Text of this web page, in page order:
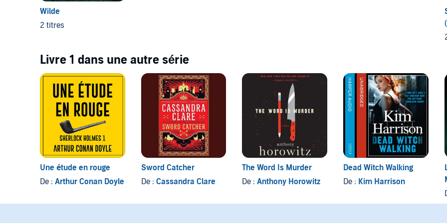
Wilde
2 titres
Livre 1 dans une autre série
Une étude en rouge
De : Arthur Conan Doyle
Sword Catcher
De : Cassandra Clare
The Word Is Murder
De :Anthony Horowitz
Dead Witch Walking
De : Kim Harrison